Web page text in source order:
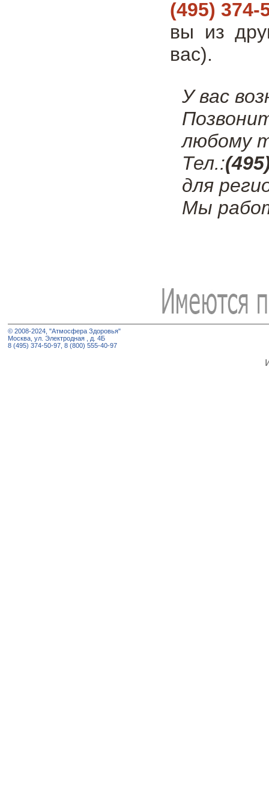
(495) 374-
вы из
вас).
У вас
любому
Тел.:
для
Мы
© 2008-2024, "Атмосфера Здоровья"
Москва, ул. Электродная , д. 4Б
8 (495) 374-50-97, 8 (800) 555-40-97